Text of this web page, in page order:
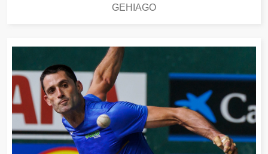
GEHIAGO